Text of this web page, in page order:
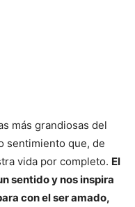
más grandiosas del
sentimiento que, de
vida por completo. El
sentido y nos inspira
con el ser amado,